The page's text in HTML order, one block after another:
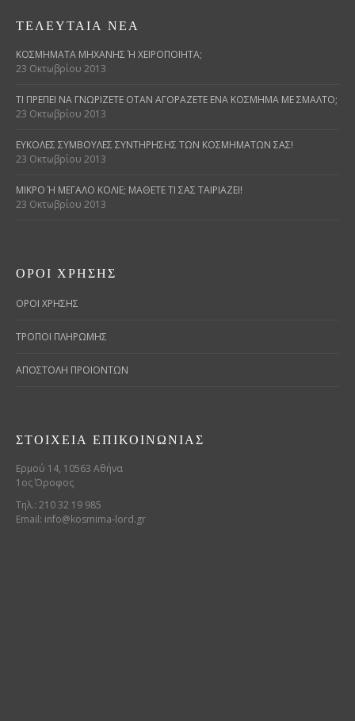
ΤΕΛΕΥΤΑΊΑ ΝΈΑ
ΚΟΣΜΉΜΑΤΑ ΜΗΧΑΝΉΣ Ή ΧΕΙΡΟΠΟΊΗΤΑ;
23 Οκτωβρίου 2013
ΤΙ ΠΡΈΠΕΙ ΝΑ ΓΝΩΡΊΖΕΤΕ ΌΤΑΝ ΑΓΟΡΆΖΕΤΕ ΈΝΑ ΚΌΣΜΗΜΑ ΜΕ ΣΜΆΛΤΟ;
23 Οκτωβρίου 2013
ΕΎΚΟΛΕΣ ΣΥΜΒΟΥΛΈΣ ΣΥΝΤΉΡΗΣΗΣ ΤΩΝ ΚΟΣΜΗΜΆΤΩΝ ΣΑΣ!
23 Οκτωβρίου 2013
ΜΙΚΡΌ Ή ΜΕΓΆΛΟ ΚΟΛΙΈ; ΜΆΘΕΤΕ ΤΙ ΣΑΣ ΤΑΙΡΙΆΖΕΙ!
23 Οκτωβρίου 2013
ΌΡΟΙ ΧΡΉΣΗΣ
ΟΡΟΙ ΧΡΗΣΗΣ
ΤΡΟΠΟΙ ΠΛΗΡΩΜΗΣ
ΑΠΟΣΤΟΛΗ ΠΡΟΙΟΝΤΩΝ
ΣΤΟΙΧΕΊΑ ΕΠΙΚΟΙΝΩΝΊΑΣ
Ερμού 14, 10563 Αθήνα
1ος Όροφος
Τηλ.: 210 32 19 985
Email: info@kosmima-lord.gr